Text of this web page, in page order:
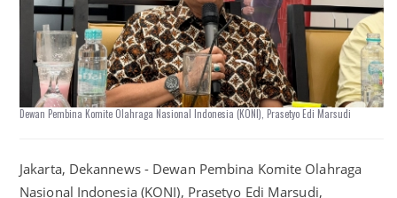
Dewan Pembina Komite Olahraga Nasional Indonesia (KONI), Prasetyo Edi Marsudi
Jakarta, Dekannews - Dewan Pembina Komite Olahraga
Nasional Indonesia (KONI), Prasetyo Edi Marsudi,